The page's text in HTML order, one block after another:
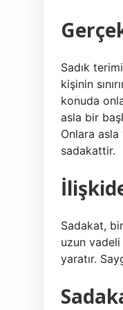
Sadık
kişinin
konuda
asla bir
Onlara
sadakattir.
Sadakat,
uzun vadeli
yaratır.